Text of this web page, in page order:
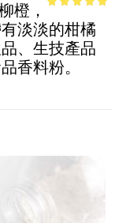
5
橙，
淡淡的柑橘
、生技產品
香料粉。